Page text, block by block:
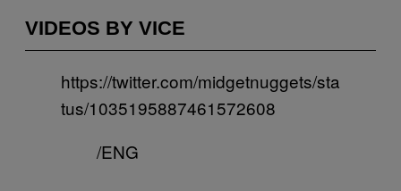
VIDEOS BY VICE
https://twitter.com/midgetnuggets/sta
tus/1035195887461572608
/ENG